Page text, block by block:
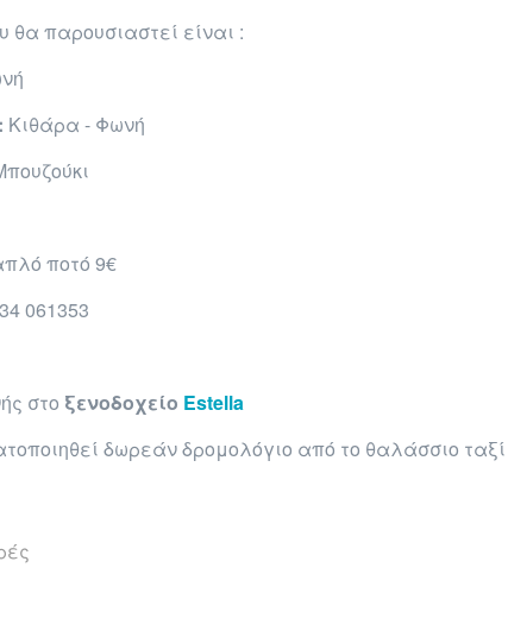
θα παρουσιαστεί είναι :
Κιθάρα - Φωνή
ποτό 9€
061353
στο ξενοδοχείο Estella
δωρεάν δρομολόγιο από το θαλάσσιο